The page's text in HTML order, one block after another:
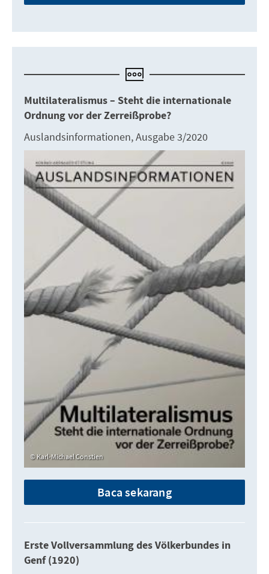
Multilateralismus – Steht die internationale
Ordnung vor der Zerreißprobe?
Auslandsinformationen, Ausgabe 3/2020
Karl-Michael Constien
Baca sekarang
Erste Vollversammlung des Völkerbundes in
Genf (1920)